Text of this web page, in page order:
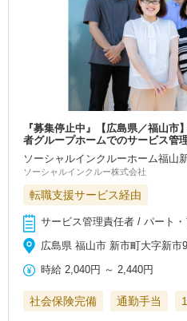
『募集停止中』【広島県／福山
者グループホームでのサービス管
ソーシャルインクルーホーム福山
ソーシャルインクルー株式会社
転職支援サービス経由
サービス管理責任者 / パート・
広島県 福山市 新市町大字新市
時給 2,040円 ～2,440円
社会保険完備 通勤手当